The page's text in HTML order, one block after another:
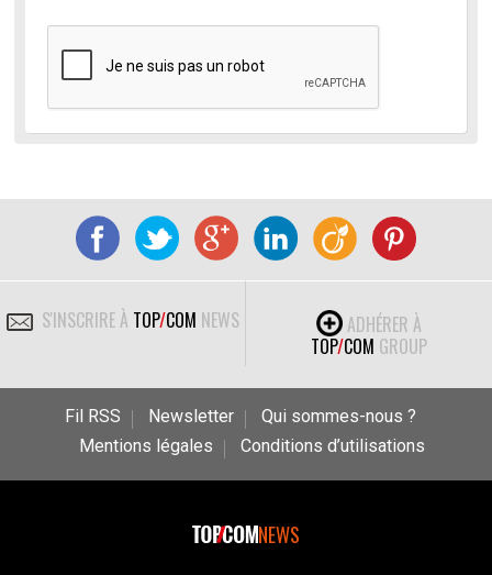
S'INSCRIRE À TOP/COM NEWS
ADHÉRER À
TOP/COM GROUP
Fil RSS Newsletter
Qui sommes-nous ?
Mentions légales
Conditions d’utilisations
NEWS